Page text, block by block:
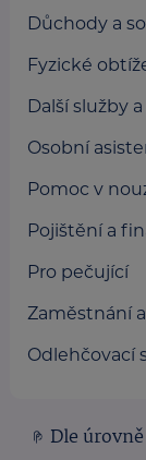
Důchody a
Fyzické
Další služby
Osobní
Pomoc v
Pojištění a
Pro pečující
Zaměstnání
Odlehčovací
Dle